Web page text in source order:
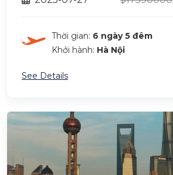
Thời gian: 6 ngày 5 đêm
Khởi hành: Hà Nội
See Details